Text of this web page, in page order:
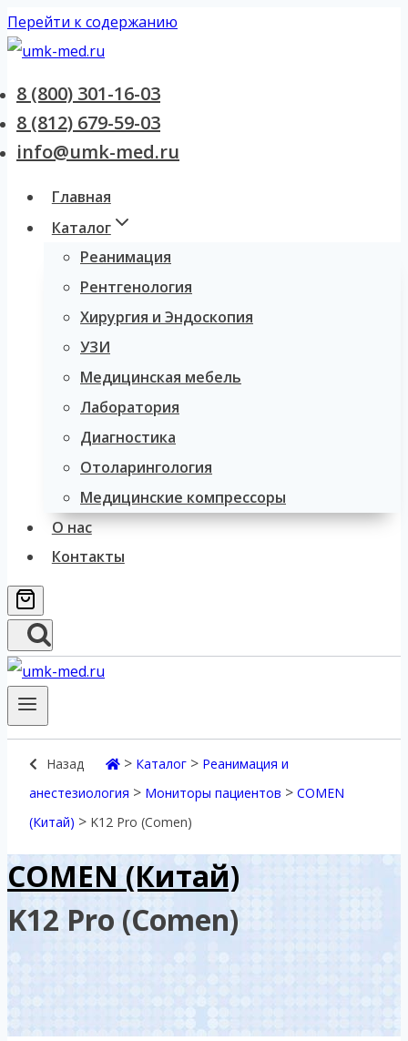
Перейти к содержанию
8 (800) 301-16-03
8 (812) 679-59-03
info@umk-med.ru
Главная
Каталог
Реанимация
Рентгенология
Хирургия и Эндоскопия
УЗИ
Медицинская мебель
Лаборатория
Диагностика
Отоларингология
Медицинские компрессоры
О нас
Контакты
Назад > Каталог > Реанимация и
анестезиология > Мониторы пациентов > COMEN
(Китай) > K12 Pro (Comen)
COMEN (Китай)
K12 Pro (Comen)